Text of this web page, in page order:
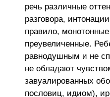
речь различные
разговора,
правило,
преувеличенные.
равнодушным и не
не обладают
завуалированных
пословиц, идиом),